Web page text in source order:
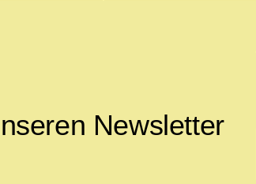
Newsletter